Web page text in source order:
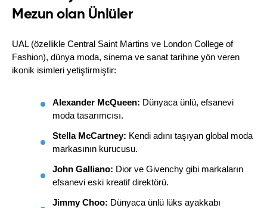
Mezun olan Ünlüler
UAL (özellikle Central Saint Martins ve London College of
Fashion), dünya moda, sinema ve sanat tarihine yön veren
ikonik isimleri yetiştirmiştir:
Alexander McQueen: Dünyaca ünlü, efsanevi
moda tasarımcısı.
Stella McCartney: Kendi adını taşıyan global moda
markasının kurucusu.
John Galliano: Dior ve Givenchy gibi markaların
efsanevi eski kreatif direktörü.
Jimmy Choo: Dünyaca ünlü lüks ayakkabı